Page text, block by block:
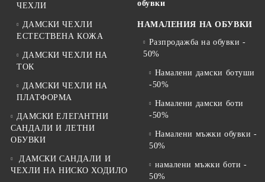
ЧЕХЛИ
ДАМСКИ ЧЕХЛИ
ЕСТЕСТВЕНА КОЖА
ДАМСКИ ЧЕХЛИ НА
ТОК
ДАМСКИ ЧЕХЛИ НА
ПЛАТФОРМА
ДАМСКИ ЕЛЕГАНТНИ
САНДАЛИ И ЛЕТНИ
ОБУВКИ
ДАМСКИ САНДАЛИ И
ЧЕХЛИ НА НИСКО ХОДИЛО
обувки
НАМАЛЕНИЯ НА ОБУВКИ
Разпродажба на обувки -
50%
Намалени дамски ботуши
-50%
Намалени дамски боти
-50%
Намалени мъжки обувки -
50%
намалени мъжки боти -
50%